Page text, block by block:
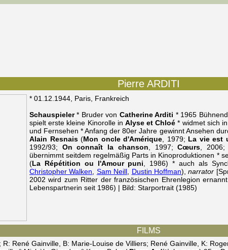
Pierre ARDITI
* 01.12.1944, Paris, Frankreich
Schauspieler* Bruder von Catherine Arditi * 1965
spielt erste kleine Kinorolle in Alyse et Chloé * widmet sich
und Fernsehen * Anfang der 80er Jahre gewinnt Ansehen
Alain Resnais(Mon oncle d'Amérique , 1979; La vie est
1992/93; On connaît la chanson , 1997;Cœurs , 2006;
übernimmt seitdem regelmäßig Parts in Kinoproduktionen *
(La Répétition ou l'Amour puni , 1986) * auch als
Christopher Walken
Sam Neill Dustin Hoffman),narrator
2002 wird zum Ritter der französischen Ehrenlegion
Lebenspartnerin seit 1986) | Bild: Starportrait (1985)
FILMS
R: René Gainville, B: Marie-Louise de Villiers; René Gainville, K: